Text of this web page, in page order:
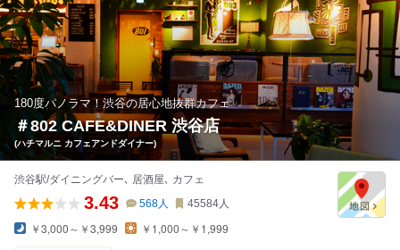
180度パノラマ！渋谷の居心地抜群カフェ
＃802 CAFE&DINER 渋谷店
(ハチマルニ カフェアンドダイナー)
渋谷駅/ダイニングバー､ 居酒屋､ カフェ
3.43 568人 45584人
￥3,000～￥3,999 ￥1,000～￥1,999